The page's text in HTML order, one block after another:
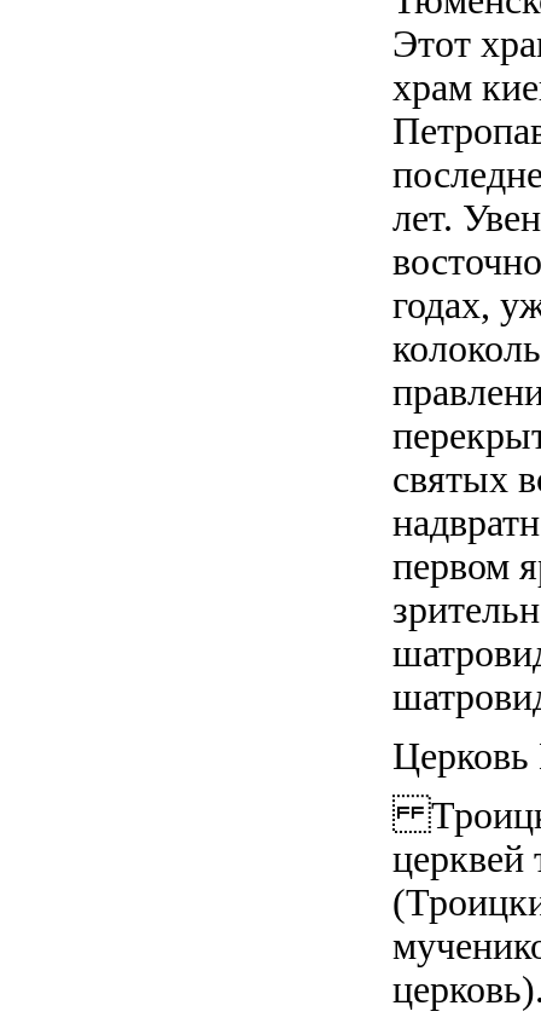
Этот
храм
лет.
годах,
святых
первом
Церковь
церквей